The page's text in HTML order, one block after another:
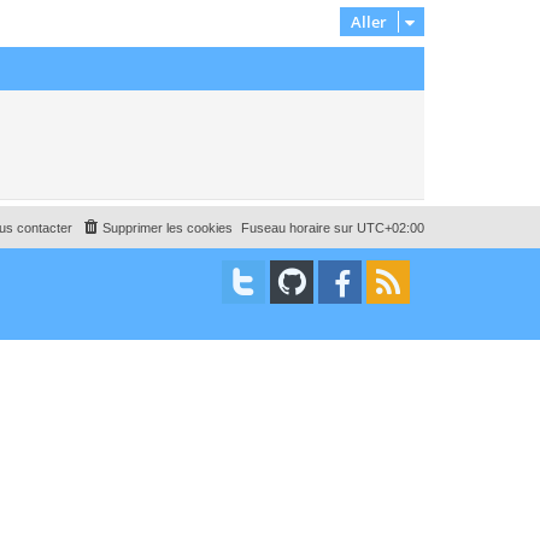
Aller
Fuseau horaire sur UTC+02:00
Supprimer les cookies
contacter